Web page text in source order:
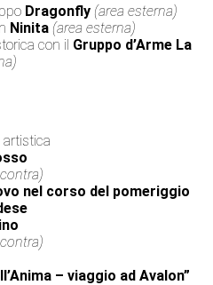
Dragonfly (area esterna)
Ninita (area esterna)
con il Gruppo d’Arme La
artistica
nel corso del pomeriggio
– viaggio ad Avalon”